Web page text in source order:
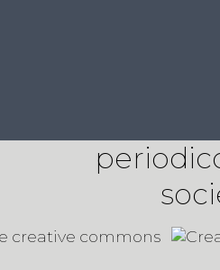
creative commons